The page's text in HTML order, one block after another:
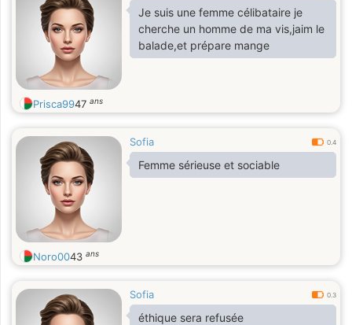
Je suis une femme célibataire je
cherche un homme de ma vis,jaim le
balade,et prépare mange
Prisca9947 ans
Sofia 0.4
Femme sérieuse et sociable
Noro0043 ans
Sofia 0.3
éthique sera refusée